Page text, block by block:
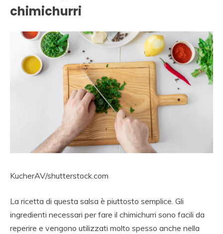
chimichurri
KucherAV/shutterstock.com
La ricetta di questa salsa è piuttosto semplice. Gli
ingredienti necessari per fare il chimichurri sono facili da
reperire e vengono utilizzati molto spesso anche nella